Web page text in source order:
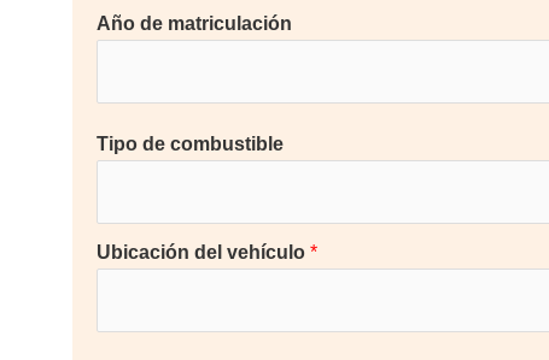
Año de matriculación
Tipo de combustible
Ubicación del vehículo *